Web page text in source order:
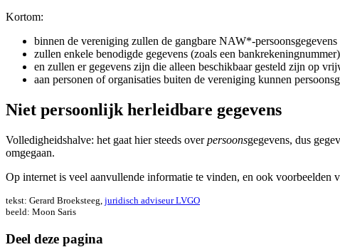
Kortom:
binnen de vereniging zullen de gangbare NAW*-
zullen enkele benodigde gegevens (zoals een
en zullen er gegevens zijn die alleen beschikbaar gesteld zijn op
aan personen of organisaties buiten de vereniging kunnen
Niet persoonlijk herleidbare gegevens
Volledigheidshalve: het gaat hier steeds overpersoonsgegevens, dus
omgegaan.
Op internet is veel aanvullende informatie te vinden, en ook
tekst: Gerard Broeksteeg, juridisch adviseur LVGO
beeld: Moon Saris
Deel deze pagina